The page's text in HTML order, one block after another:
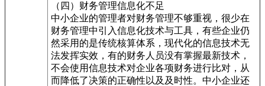
（四）财务管理信息化不足
中小企业的管理者对财务管理不够重视，很少在
财务管理中引入信息化技术与工具，有些企业仍
然采用的是传统核算体系，现代化的信息技术无
法发挥实效，有的财务人员没有掌握最新技术，
不会使用信息技术对企业各项财务进行比对，从
而降低了决策的正确性以及及时性。中小企业还